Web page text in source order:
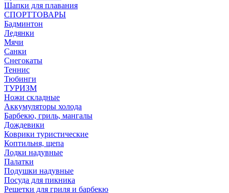
Шапки для плавания
СПОРТТОВАРЫ
Бадминтон
Ледянки
Мячи
Санки
Снегокаты
Теннис
Тюбинги
ТУРИЗМ
Ножи складные
Аккумуляторы холода
Барбекю, гриль, мангалы
Дождевики
Коврики туристические
Коптильня, щепа
Лодки надувные
Палатки
Подушки надувные
Посуда для пикника
Решетки для гриля и барбекю